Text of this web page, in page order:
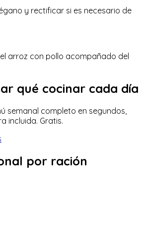
y rectificar si es necesario de
arroz con pollo acompañado del
qué cocinar cada día
semanal completo en segundos,
incluida. Gratis.
por ración